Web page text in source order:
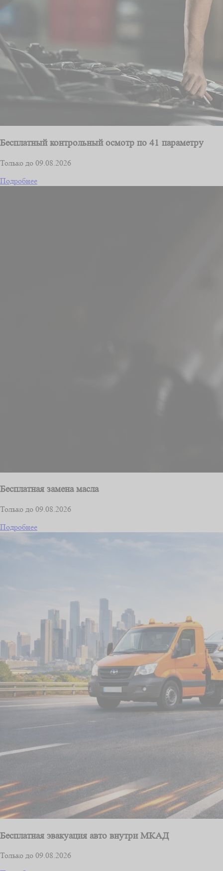
Бесплатный контрольный осмотр по 41 параметру
Только до 09.08.2026
Подробнее
Бесплатная замена масла
Только до 09.08.2026
Подробнее
Бесплатная эвакуация авто внутри МКАД
Только до 09.08.2026